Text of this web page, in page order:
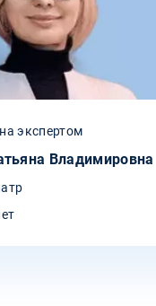
экспертом
Владимировна